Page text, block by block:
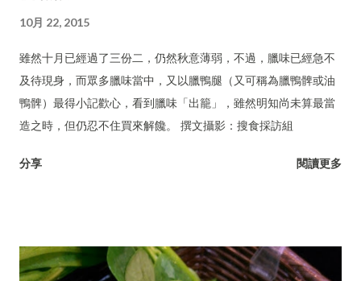
10月 22, 2015
雖然十月已經過了三份二，仍然秋意薄弱，不過，臘味已經急不
及待現身，而眾多臘味當中，又以臘鴨腿（又可稱為臘鴨髀或油
鴨髀）最得小記歡心，看到臘味「出籠」，雖然明知尚未算最當
造之時，但仍忍不住買來解饞。 撰文攝影：搜食採訪組
分享 閱讀更多